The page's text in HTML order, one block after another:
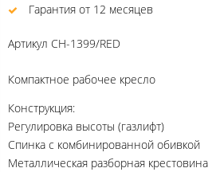
Гарантия от 12 месяцев
Артикул CH-1399/RED
Компактное рабочее кресло
Конструкция:
Регулировка высоты (газлифт)
Спинка с комбинированной обивкой
Металлическая разборная крестовина